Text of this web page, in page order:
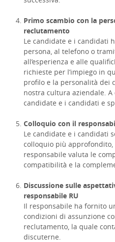
Primo scambio con la
reclutamento
Le candidate e i candidati
persona, al telefono o
all’esperienza e alle
richieste per l’impiego in
profilo e la personalità dei
nostra cultura aziendale.
candidate e i candidati e
Colloquio con il
Le candidate e i candidati
colloquio più
responsabile valuta le
compatibilità e la
Discussione sulle
responsabile RU
Il responsabile ha fornito
condizioni di assunzione
reclutamento, la quale
discuterne.